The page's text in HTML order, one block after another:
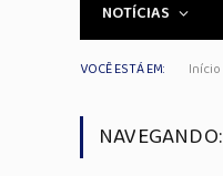
NOTÍCIAS
VOCÊ ESTÁ EM: Início
NAVEGANDO: